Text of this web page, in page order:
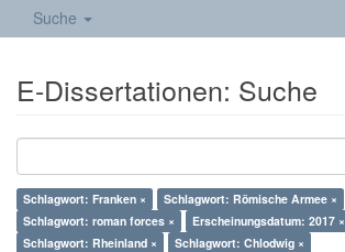
Suche
E-Dissertationen: Suche
Schlagwort: Franken ×
Schlagwort: Römische Armee ×
Schlagwort: roman forces ×
Erscheinungsdatum: 2017 ×
Schlagwort: Rheinland ×
Schlagwort: Chlodwig ×